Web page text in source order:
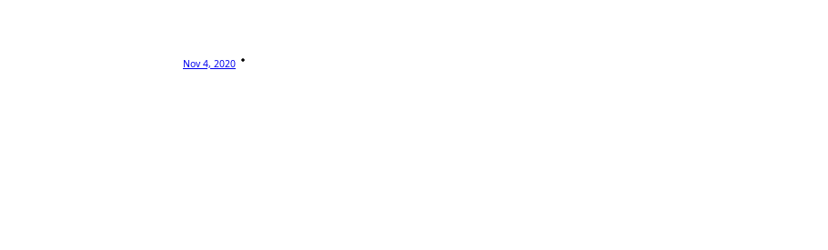
Nov 4, 2020